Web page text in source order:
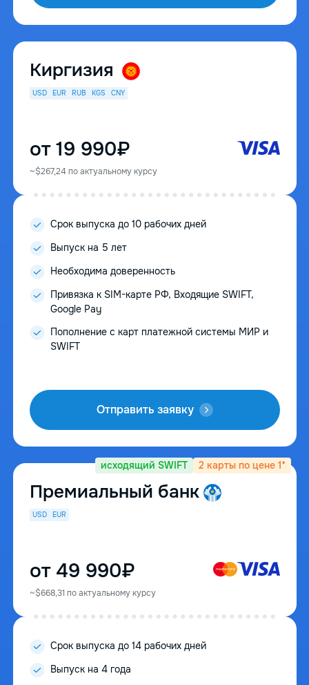
Киргизия
USD EUR RUB KGS CNY
от 19 990₽
~$267,24 по актуальному курсу
Срок выпуска до 10 рабочих дней
Выпуск на 5 лет
Необходима доверенность
Привязка к SIM-карте РФ, Входящие SWIFT,
Google Pay
Пополнение с карт платежной системы МИР и
SWIFT
Отправить заявку
исходящий SWIFT 2 карты по цене 1*
Премиальный банк
USD EUR
от 49 990₽
~$668,31 по актуальному курсу
Cрок выпуска до 14 рабочих дней
Выпуск на 4 года